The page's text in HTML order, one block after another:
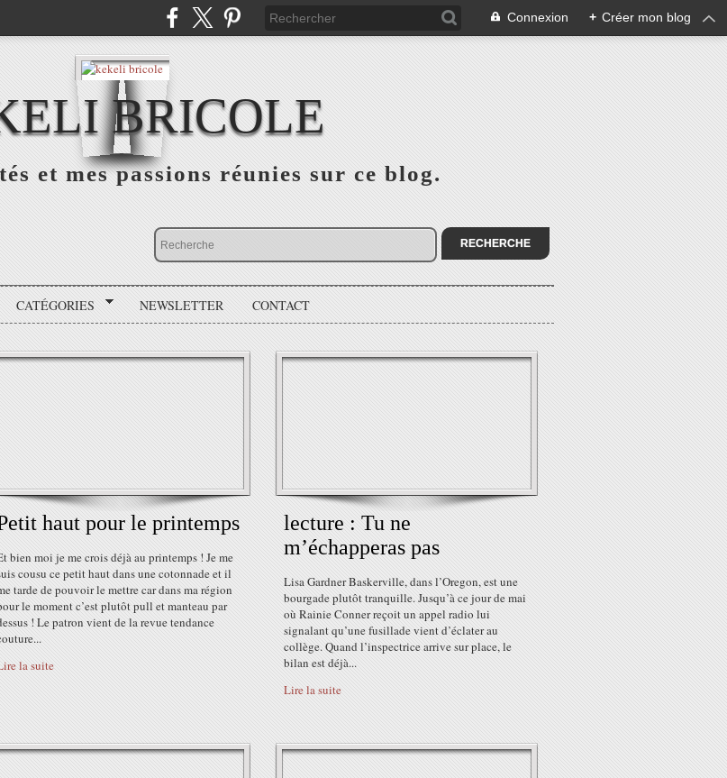
Connexion + Créer mon blog
BRICOLE
et mes passions réunies sur ce blog.
CATÉGORIES NEWSLETTER CONTACT
haut pour le printemps
bien moi je me crois déjà au printemps ! Je me
cousu ce petit haut dans une cotonnade et il
tarde de pouvoir le mettre car dans ma région
le moment c’est plutôt pull et manteau par
! Le patron vient de la revue tendance
la suite
lecture : Tu ne
m’échapperas pas
Lisa Gardner Baskerville, dans l’Oregon, est une
bourgade plutôt tranquille. Jusqu’à ce jour de mai
où Rainie Conner reçoit un appel radio lui
signalant qu’une fusillade vient d’éclater au
collège. Quand l’inspectrice arrive sur place, le
bilan est déjà...
Lire la suite